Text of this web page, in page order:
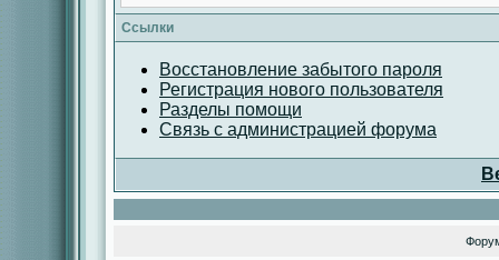
Ссылки
Восстановление забытого пароля
Регистрация нового пользователя
Разделы помощи
Связь с администрацией форума